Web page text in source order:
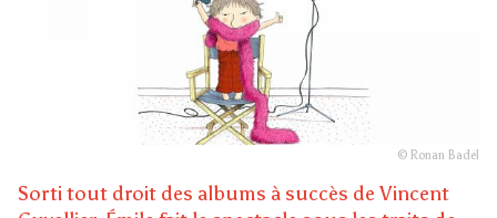
© Ronan Badel
Sorti tout droit des albums à succès de Vincent